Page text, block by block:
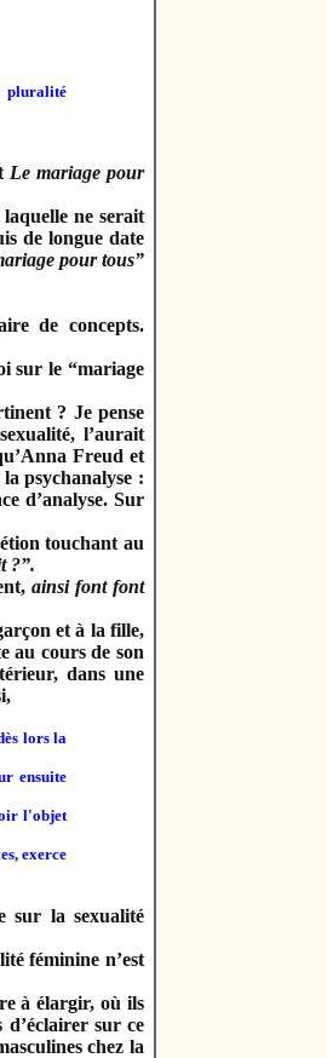
pluralité
Le mariage pour
ne serait
de longue date
pour tous”
de concepts.
sur le “mariage
? Je pense
l’aurait
Freud et
psychanalyse :
d’analyse. Sur
touchant au
?”.
ainsi font font
et à la fille,
au cours de son
dans une
lors la
ensuite
l'objet
exerce
sur la sexualité
féminine n’est
à élargir, où ils
d’éclairer sur ce
chez la